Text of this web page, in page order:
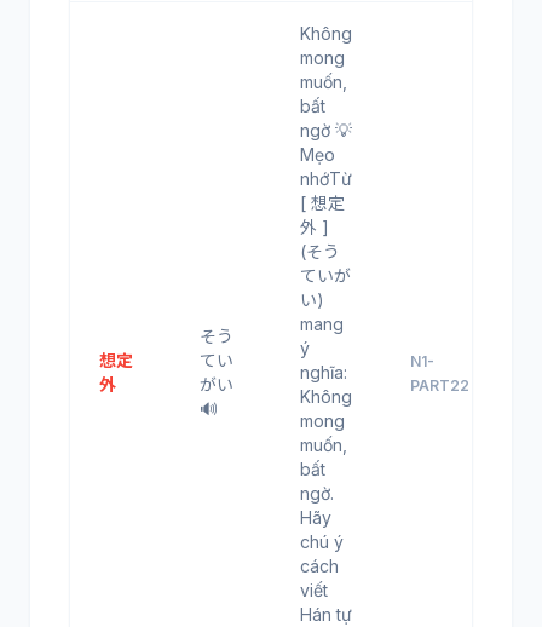
想定
外
そう
てい
がい
🔊
Không
mong
muốn,
bất
ngờ 💡
Mẹo
nhớTừ
[ 想定
外 ]
(そう
ていが
い)
mang
ý
nghĩa:
Không
mong
muốn,
bất
ngờ.
Hãy
chú ý
cách
viết
Hán tự
N1-
PART22